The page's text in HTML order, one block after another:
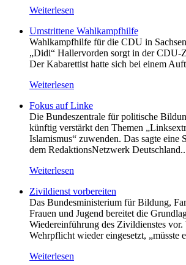
Weiterlesen
Umstrittene Wahlkampfhilfe
Wahlkampfhilfe für die CDU in
„Didi“ Hallervorden sorgt in der CDU-
Der Kabarettist hatte sich bei einem
Weiterlesen
Fokus auf Linke
Die Bundeszentrale für politische
künftig verstärkt den Themen
Islamismus“ zuwenden. Das sagte eine
dem RedaktionsNetzwerk
Weiterlesen
Zivildienst vorbereiten
Das Bundesministerium für Bildung,
Frauen und Jugend bereitet die
Wiedereinführung des Zivildienstes vor.
Wehrpflicht wieder eingesetzt, „müsste
Weiterlesen